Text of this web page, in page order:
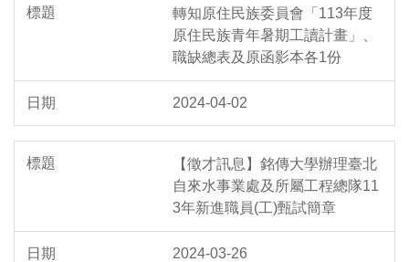
轉知原住民族委員會「113年度
原住民族青年暑期工讀計畫」、
職缺總表及原函影本各1份
2024-04-02
【徵才訊息】銘傳大學辦理臺北
自來水事業處及所屬工程總隊11
3年新進職員(工)甄試簡章
2024-03-26